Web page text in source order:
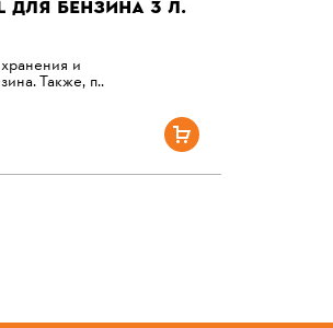
ДЛЯ БЕНЗИНА 3 Л.
и
Также, п..